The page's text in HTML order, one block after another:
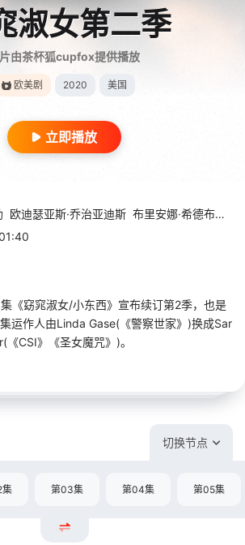
淑女第二季
由茶杯狐cupfox提供播放
欧美剧 2020 美国
立即播放
欧迪瑟亚斯·乔治亚迪斯 布里安娜·希德布兰德
窈窕淑女/小东西》宣布续订第2季，也是
运作人由Linda Gase(《警察世家》)换成Sar
CSI》《圣女魔咒》)。
切换节点
集 第03集 第04集 第05集